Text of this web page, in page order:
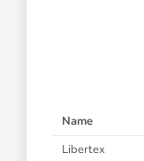
Name
Libertex